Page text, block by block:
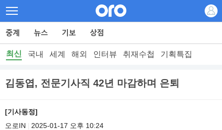
최신 국내 세계 해외 인터뷰 취재수첩 기획특집
김동엽, 전문기사직 42년 마감하며 은퇴
[기사동정]
오로IN
2025-01-17 오후 10:24